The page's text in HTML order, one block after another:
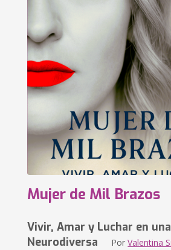
Mujer de Mil Brazos
Vivir, Amar y Luchar en
Neurodiversa PorValentina